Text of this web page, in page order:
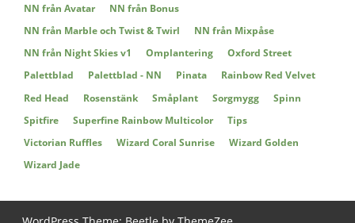
NN från Avatar
NN från Bonus
NN från Marble och Twist & Twirl
NN från Mixpåse
NN från Night Skies v1
Omplantering
Oxford Street
Palettblad
Palettblad - NN Pinata
Rainbow Red Velvet
Red Head
Rosenstänk Småplant Sorgmygg
Spinn
Spitfire
Superfine Rainbow Multicolor
Tips
Victorian Ruffles
Wizard Coral Sunrise
Wizard Golden
Wizard Jade